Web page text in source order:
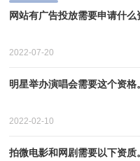
网站有广告投放需要申请什么
2022-07-20
明星举办演唱会需要这个资格
2022-02-10
拍微电影和网剧需要以下资质